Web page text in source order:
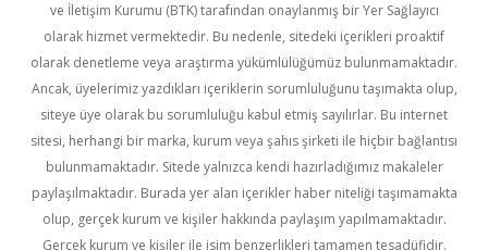
ve İletişim Kurumu (BTK) tarafından onaylanmış bir Yer Sağlayıcı
olarak hizmet vermektedir. Bu nedenle, sitedeki içerikleri proaktif
olarak denetleme veya araştırma yükümlülüğümüz bulunmamaktadır.
Ancak, üyelerimiz yazdıkları içeriklerin sorumluluğunu taşımakta olup,
siteye üye olarak bu sorumluluğu kabul etmiş sayılırlar. Bu internet
sitesi, herhangi bir marka, kurum veya şahıs şirketi ile hiçbir bağlantısı
bulunmamaktadır. Sitede yalnızca kendi hazırladığımız makaleler
paylaşılmaktadır. Burada yer alan içerikler haber niteliği taşımamakta
olup, gerçek kurum ve kişiler hakkında paylaşım yapılmamaktadır.
Gerçek kurum ve kişiler ile isim benzerlikleri tamamen tesadüfidir.